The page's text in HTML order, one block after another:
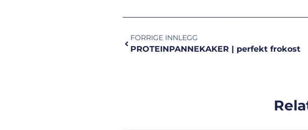
FORRIGE INNLEGG
PROTEINPANNEKAKER | perfekt frokost